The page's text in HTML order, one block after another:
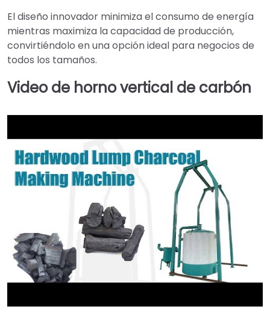
El diseño innovador minimiza el consumo de energía
mientras maximiza la capacidad de producción,
convirtiéndolo en una opción ideal para negocios de
todos los tamaños.
Video de horno vertical de carbón